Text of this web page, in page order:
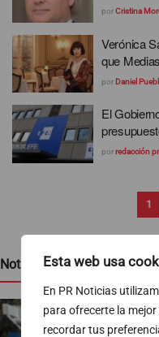
Esta web usa
En PR Noticias
para ofrecerte la mejor
recordar tus
porCristina
Verónica
que
por Daniel
El
porredacción
1
Noticias recientes